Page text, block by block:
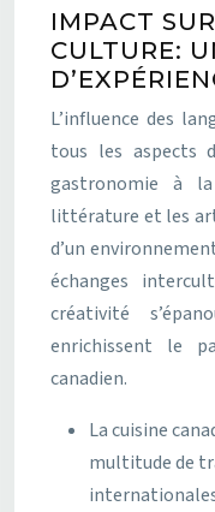
IMPACT
CULTURE:
L’influence des
tous les aspects
gastronomie à
littérature et les
d’un
échanges
créativité
enrichissent le
canadien.
La cuisine
multitude de